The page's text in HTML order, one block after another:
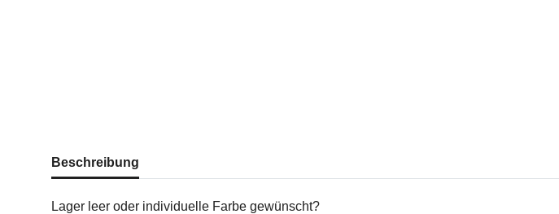
Beschreibung
Lager leer oder individuelle Farbe gewünscht?